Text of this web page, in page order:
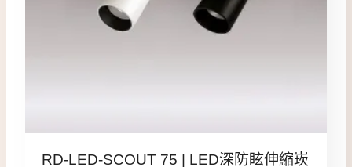
RD-LED-SCOUT 75 | LED深防眩伸縮崁